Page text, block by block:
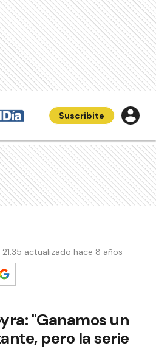
Suscribite
actualizado hace 8 años
"Ganamos un
pero la serie